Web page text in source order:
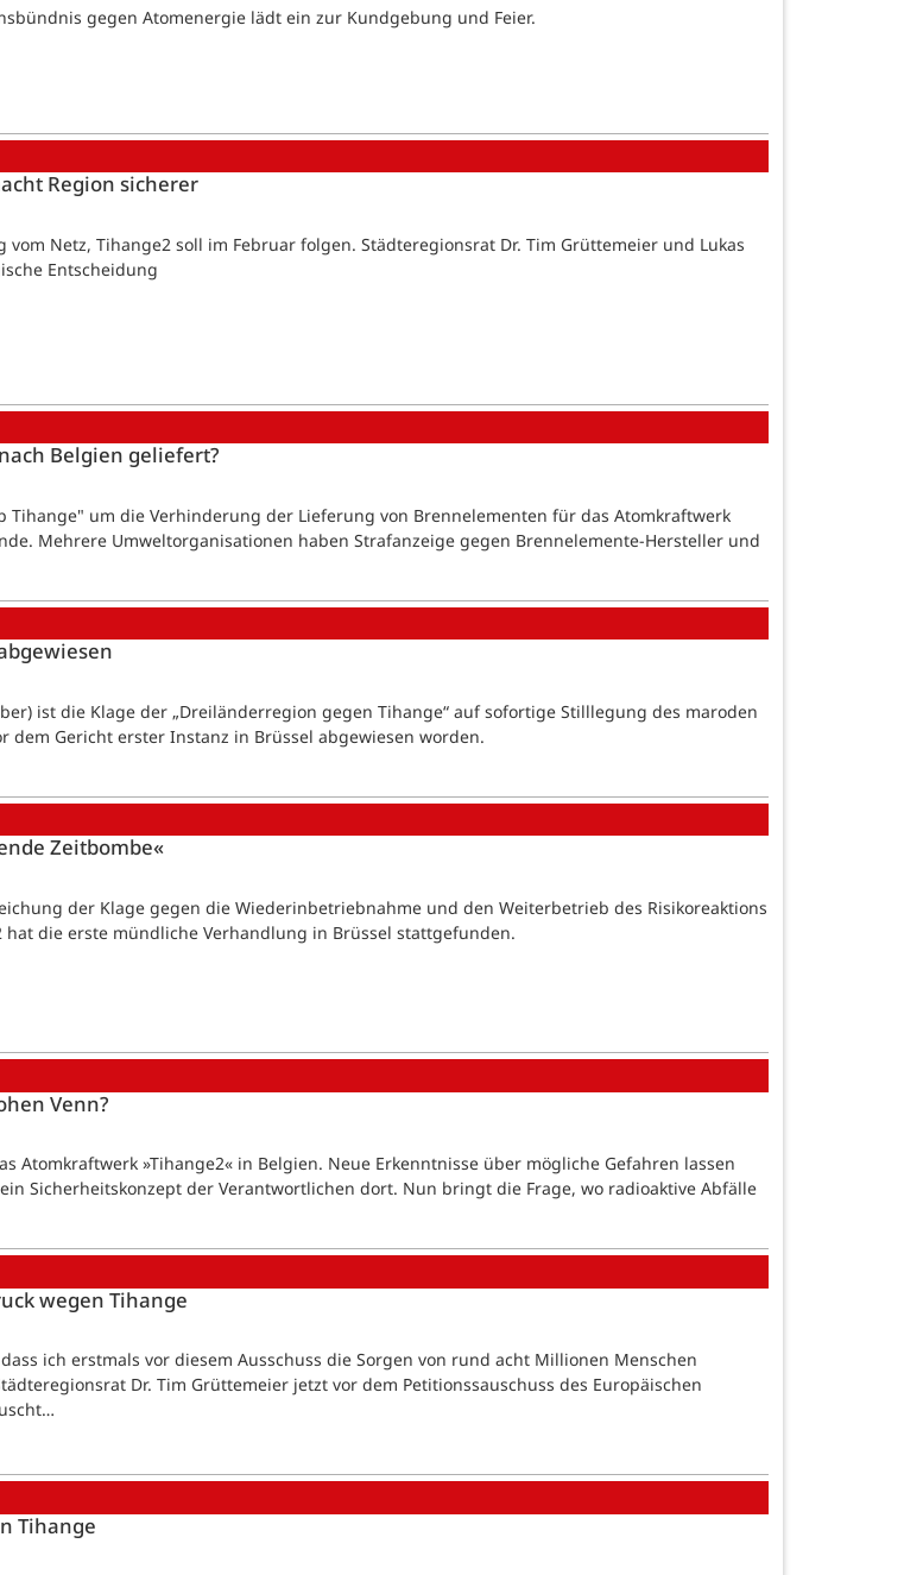
gegen Atomenergie lädt ein zur Kundgebung und Feier.
Region sicherer
vom Netz, Tihange2 soll im Februar folgen. Städteregionsrat Dr. Tim Grüttemeier und Lukas
Entscheidung
Belgien geliefert?
Tihange" um die Verhinderung der Lieferung von Brennelementen für das Atomkraftwerk
Mehrere Umweltorganisationen haben Strafanzeige gegen Brennelemente-Hersteller und
ist die Klage der „Dreiländerregion gegen Tihange“ auf sofortige Stilllegung des maroden
dem Gericht erster Instanz in Brüssel abgewiesen worden.
Zeitbombe«
der Klage gegen die Wiederinbetriebnahme und den Weiterbetrieb des Risikoreaktions
hat die erste mündliche Verhandlung in Brüssel stattgefunden.
Venn?
Atomkraftwerk »Tihange2« in Belgien. Neue Erkenntnisse über mögliche Gefahren lassen
Sicherheitskonzept der Verantwortlichen dort. Nun bringt die Frage, wo radioaktive Abfälle
wegen Tihange
ich erstmals vor diesem Ausschuss die Sorgen von rund acht Millionen Menschen
Dr. Tim Grüttemeier jetzt vor dem Petitionssauschuss des Europäischen
Tihange